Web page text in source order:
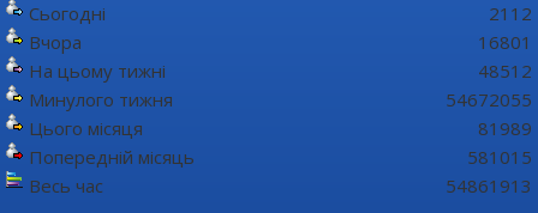
Сьогодні
Вчора
На цьому тижні
Минулого тижня
Цього місяця
Попередній місяць
Весь час
2112
16801
48512
54672055
81989
581015
54861913